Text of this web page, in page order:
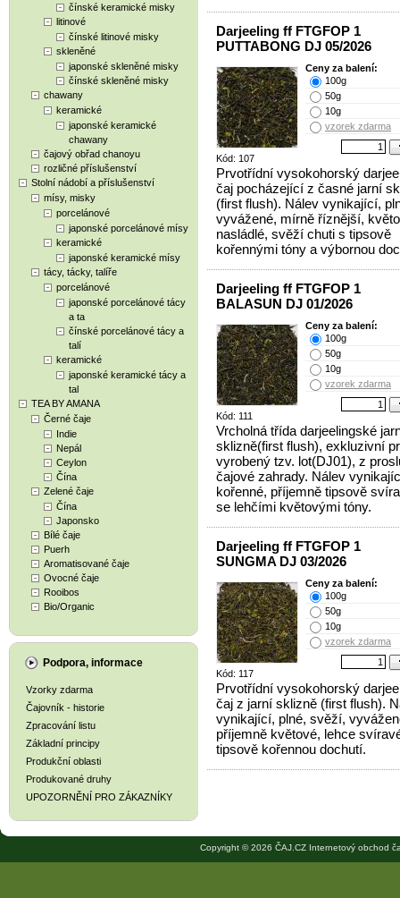
čínské keramické misky
litinové
čínské litinové misky
skleněné
japonské skleněné misky
čínské skleněné misky
chawany
keramické
japonské keramické
chawany
čajový obřad chanoyu
rozličné příslušenství
Stolní nádobí a příslušenství
mísy, misky
porcelánové
japonské porcelánové mísy
keramické
japonské keramické mísy
tácy, tácky, talíře
porcelánové
japonské porcelánové tácy
a ta
čínské porcelánové tácy a
talí
keramické
japonské keramické tácy a
tal
TEA BY AMANA
Černé čaje
Indie
Nepál
Ceylon
Čína
Zelené čaje
Čína
Japonsko
Bílé čaje
Puerh
Aromatisované čaje
Ovocné čaje
Rooibos
Bio/Organic
Podpora, informace
Vzorky zdarma
Čajovník - historie
Zpracování listu
Základní principy
Produkční oblasti
Produkované druhy
UPOZORNĚNÍ PRO ZÁKAZNÍKY
Darjeeling ff FTGFOP 1
PUTTABONG DJ 05/2026
Kód: 107
Ceny za balení:
100g
50g
10g
vzorek zdarma
Prvotřídní vysokohorský
čaj pocházející z časné jarní
(first flush). Nálev vynikající,
vyvážené, mírně říznější,
nasládlé, svěží chuti s tipsově
kořennými tóny a výbornou
Darjeeling ff FTGFOP 1
BALASUN DJ 01/2026
Kód: 111
Ceny za balení:
100g
50g
10g
vzorek zdarma
Vrcholná třída darjeelingské
sklizně(first flush), exkluzivní
vyrobený tzv. lot(DJ01), z
čajové zahrady. Nálev
kořenné, příjemně tipsově
se lehčími květovými tóny.
Darjeeling ff FTGFOP 1
SUNGMA DJ 03/2026
Kód: 117
Ceny za balení:
100g
50g
10g
vzorek zdarma
Prvotřídní vysokohorský
čaj z jarní sklizně (first flush).
vynikající, plné, svěží,
příjemně květové, lehce
tipsově kořennou dochutí.
Copyright © 2026 ČAJ.CZ Internetový obchod